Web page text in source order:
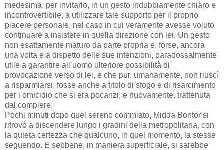
medesima, per invitarlo, in un gesto indubbiamente chiaro e
incontrovertibile, a utilizzare tale supporto per il proprio
piacere personale, nel caso in cui veramente avesse voluto
continuare a insistere in quella direzione con lei. Un gesto
non esattamente maturo da parte propria e, forse, ancora
una volta e a dispetto delle sue intenzioni, paradossalmente
utile a garantire all’uomo ulteriore possibilità di
provocazione verso di lei, e che pur, umanamente, non riuscì
a risparmiarsi, fosse anche a titolo di sfogo e di risarcimento
per l’omicidio che si era pocanzi, e nuovamente, trattenuta
dal compiere.
Pochi minuti dopo quel sereno commiato, Midda Bontor si
ritrovò a discendere lungo i gradini della metropolitana, con
la quieta certezza che qualcuno, in quel momento, la stesse
seguendo. E sebbene, in maniera superficiale, si sarebbe